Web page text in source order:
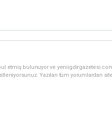
etmiş bulunuyor ve
Yazılan tüm yorumlardan